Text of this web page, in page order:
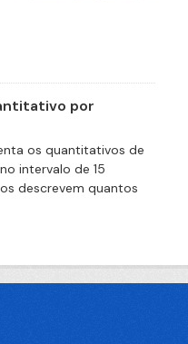
por
os quantitativos de
intervalo de 15
descrevem quantos